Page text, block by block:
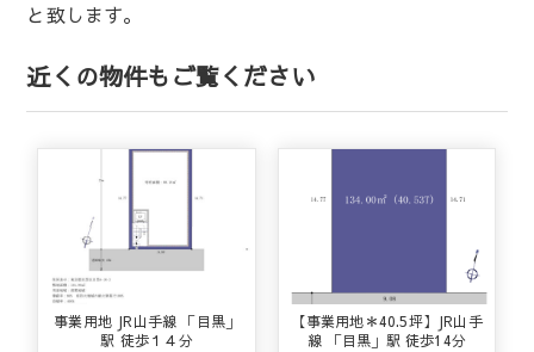
と致します。
近くの物件もご覧ください
事業用地 JR山手線 「目黒」
駅 徒歩１４分
【事業用地＊40.5坪】JR山手
線 「目黒」駅 徒歩14分